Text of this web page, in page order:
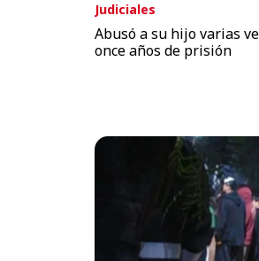
Judiciales
Abusó a su hijo varias
once años de prisión